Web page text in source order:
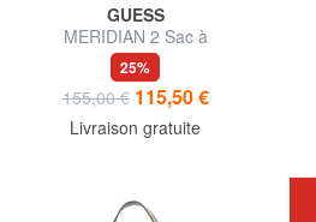
GUESS
MERIDIAN 2 Sac à
bandoulière
25%
155,00 € 115,50 €
Livraison gratuite